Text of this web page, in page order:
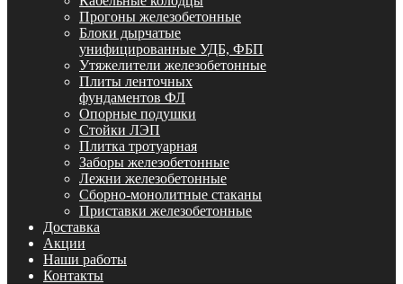
Прогоны железобетонные
Блоки дырчатые
унифицированные УДБ, ФБП
Утяжелители железобетонные
Плиты ленточных
фундаментов ФЛ
Опорные подушки
Стойки ЛЭП
Плитка тротуарная
Заборы железобетонные
Лежни железобетонные
Сборно-монолитные стаканы
Приставки железобетонные
Доставка
Акции
Наши работы
Контакты